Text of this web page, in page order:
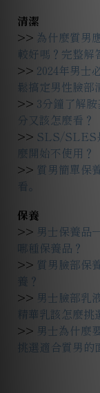
清潔
>> 為什麼質男
較好嗎？完整解
>> 2024年男士
鬆搞定男性臉部
>> 3分鐘了解
分又該怎麼看？
>> SLS/SLES
麼開始不使用？
>> 質男簡單保
看。
保養
>> 男士保養品
哪種保養品？
>> 質男臉部保
養？
>> 男士臉部乳
精華乳該怎麼挑
>> 男士為什麼
挑選適合質男的